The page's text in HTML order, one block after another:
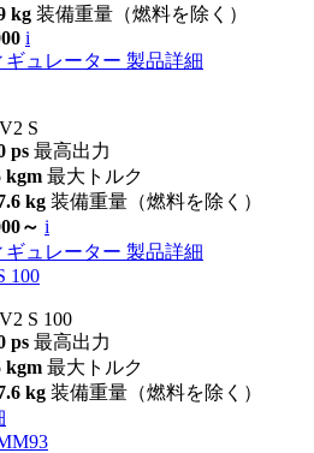
kg 装備重量（燃料を除く）
i
ギュレーター 製品詳細
S
ps 最高出力
kgm 最大トルク
kg 装備重量（燃料を除く）
～ i
ギュレーター 製品詳細
100
S 100
ps 最高出力
kgm 最大トルク
kg 装備重量（燃料を除く）